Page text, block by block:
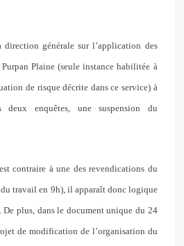
direction générale sur l’application des
Plaine (seule instance habilitée à
de risque décrite dans ce service) à
deux enquêtes, une suspension du
contraire à une des revendications du
travail en 9h), il apparaît donc logique
De plus, dans le document unique du 24
de modification de l’organisation du